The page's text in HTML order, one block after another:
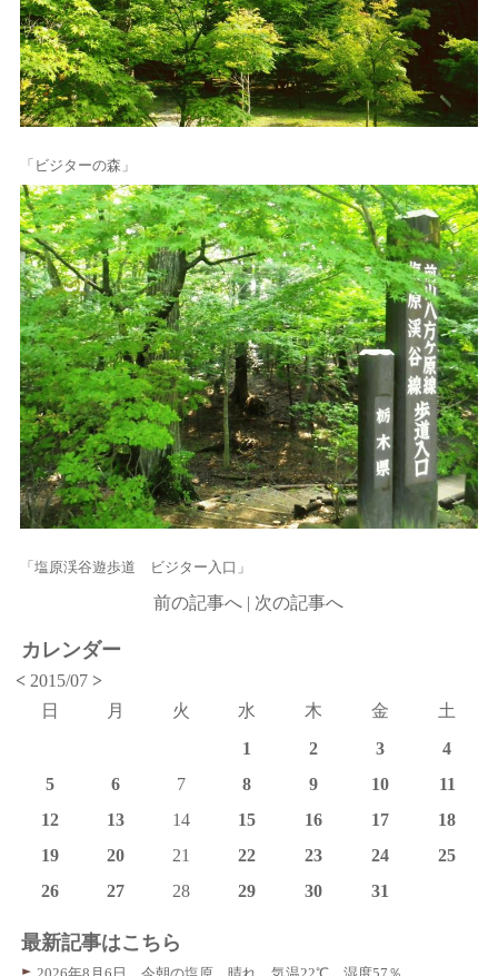
「ビジターの森」
「塩原渓谷遊歩道 ビジター入口」
前の記事へ | 次の記事へ
カレンダー
< 2015/07>
日
月 火 水 木 金
土
1
2 3
4
5
6 7 8 9 10
11
12
13 14 15 16 17
18
19
20 21 22 23 24
25
26
27 28 29 30 31
最新記事はこちら